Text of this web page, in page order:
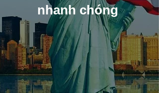
nhanh chóng